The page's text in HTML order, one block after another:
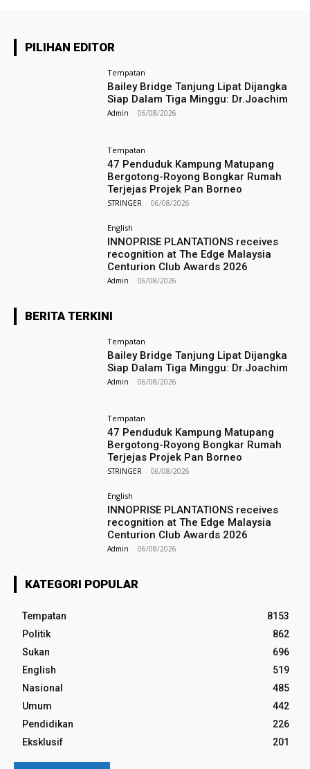
PILIHAN EDITOR
Tempatan
Bailey Bridge Tanjung Lipat Dijangka
Siap Dalam Tiga Minggu: Dr.Joachim
Admin - 06/08/2026
Tempatan
47 Penduduk Kampung Matupang
Bergotong-Royong Bongkar Rumah
Terjejas Projek Pan Borneo
STRINGER - 06/08/2026
English
INNOPRISE PLANTATIONS receives
recognition at The Edge Malaysia
Centurion Club Awards 2026
Admin - 06/08/2026
BERITA TERKINI
Tempatan
Bailey Bridge Tanjung Lipat Dijangka
Siap Dalam Tiga Minggu: Dr.Joachim
Admin - 06/08/2026
Tempatan
47 Penduduk Kampung Matupang
Bergotong-Royong Bongkar Rumah
Terjejas Projek Pan Borneo
STRINGER - 06/08/2026
English
INNOPRISE PLANTATIONS receives
recognition at The Edge Malaysia
Centurion Club Awards 2026
Admin - 06/08/2026
KATEGORI POPULAR
Tempatan
8153
Politik
862
Sukan
696
English
519
Nasional
485
Umum
442
Pendidikan
226
Eksklusif
201